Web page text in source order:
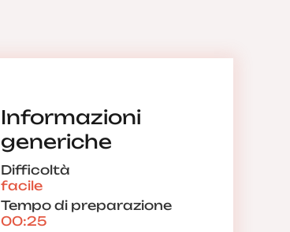
Informazioni
generiche
Difficoltà
facile
Tempo di preparazione
00:25